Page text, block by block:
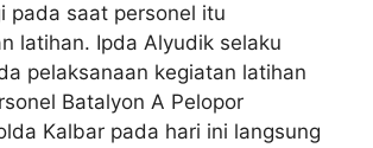
pada saat personel itu
latihan. Ipda Alyudik selaku
pelaksanaan kegiatan latihan
Batalyon A Pelopor
Kalbar pada hari ini langsung